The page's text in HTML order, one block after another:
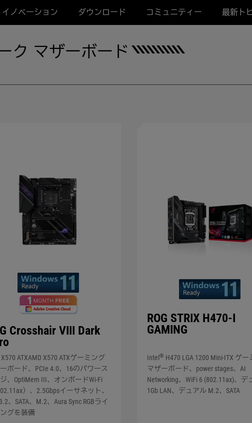
イノベーション ダウンロード コミュニティー 最新ト
ク マザーボード
Crosshair VIII Dark
X570 ATXAMD X570 ATXゲーミング
ボード、PCIe 4.0、16のパワース
、OptiMem III、オンボードWi-Fi
）、2.5Gbpsイーサネット、
、SATA、M.2、Aura Sync RGBライ
グを装備
ROG STRIX H470-I
GAMING
Intel® H470 LGA 1200 Mini-ITX ゲ
マザーボード、power stages、AI
Networking、WiFi 6 (802.11ax)、デ
1Gb LAN、デュアル M.2、SATA